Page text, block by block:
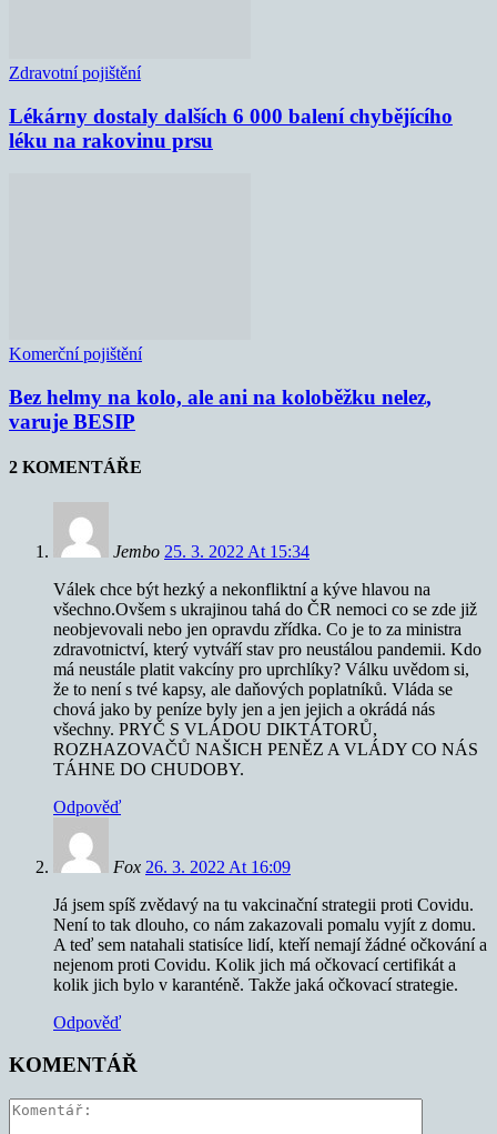
Zdravotní pojištění
Lékárny dostaly dalších 6 000 balení chybějícího
léku na rakovinu prsu
Komerční pojištění
Bez helmy na kolo, ale ani na koloběžku nelez,
varuje BESIP
2 KOMENTÁŘE
Jembo 25. 3. 2022 At 15:34
Válek chce být hezký a nekonfliktní a kýve hlavou na
všechno.Ovšem s ukrajinou tahá do ČR nemoci co se zde již
neobjevovali nebo jen opravdu zřídka. Co je to za ministra
zdravotnictví, který vytváří stav pro neustálou pandemii. Kdo
má neustále platit vakcíny pro uprchlíky? Válku uvědom si,
že to není s tvé kapsy, ale daňových poplatníků. Vláda se
chová jako by peníze byly jen a jen jejich a okrádá nás
všechny. PRYČ S VLÁDOU DIKTÁTORŮ,
ROZHAZOVAČŮ NAŠICH PENĚZ A VLÁDY CO NÁS
TÁHNE DO CHUDOBY.
Odpověď
Fox 26. 3. 2022 At 16:09
Já jsem spíš zvědavý na tu vakcinační strategii proti Covidu.
Není to tak dlouho, co nám zakazovali pomalu vyjít z domu.
A teď sem natahali statisíce lidí, kteří nemají žádné očkování a
nejenom proti Covidu. Kolik jich má očkovací certifikát a
kolik jich bylo v karanténě. Takže jaká očkovací strategie.
Odpověď
KOMENTÁŘ